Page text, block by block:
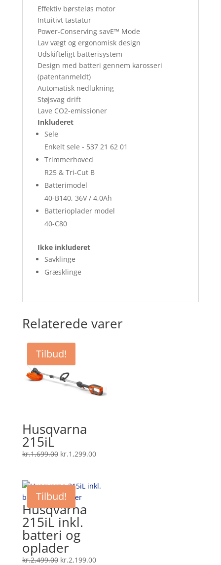
Effektiv børsteløs motor
Intuitivt tastatur
Power-Conserving savE™ Mode
Lav vægt og ergonomisk design
Udskifteligt batterisystem
Design med batteri gennem karosseri
(patentanmeldt)
Automatisk nedlukning
Støjsvag drift
Lave CO2-emissioner
Inkluderet
Sele
Enkelt sele - 537 21 62 01
Trimmerhoved
R25 & Tri-Cut B
Batterimodel
40-B140, 36V / 4,0Ah
Batterioplader model
40-C80
Ikke inkluderet
Savklinge
Græsklinge
Relaterede varer
Tilbud!
Husqvarna
215iL
kr.1,699.00 Den
var:
kr.1,699.00.
kr.1,299.00Den
er:
Tilbud!
Husqvarna
215iL inkl.
batteri og
oplader
kr.2,499.00 Den
kr.2,199.00Den